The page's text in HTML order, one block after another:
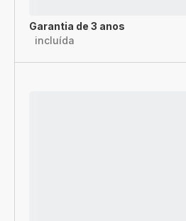
Garantia de 3 anos
incluída